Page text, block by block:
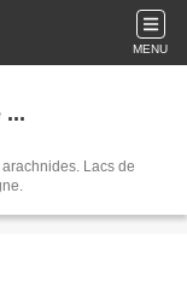
MENU
...
Lacs de